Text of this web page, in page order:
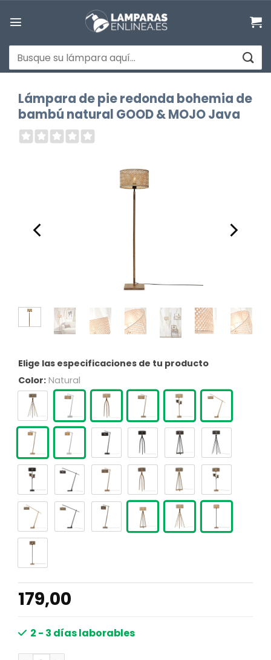
Buscar
por:
Lámpara de pie redonda bohemia de
bambú natural GOOD & MOJO Java
Elige las especificaciones de tu producto
Color: Natural
179,00
2 - 3 días laborables